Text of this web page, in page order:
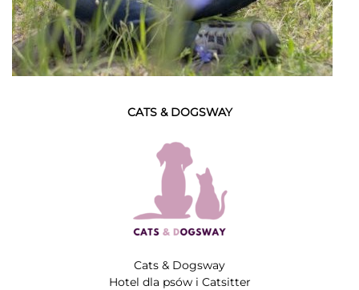
CATS & DOGSWAY
Cats & Dogsway
Hotel dla psów i Catsitter